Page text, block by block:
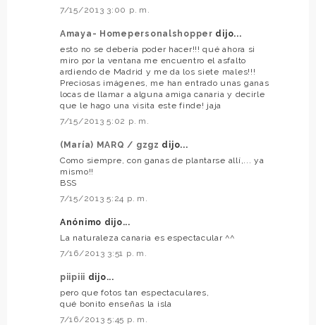
7/15/2013 3:00 p. m.
Amaya- Homepersonalshopper dijo...
esto no se debería poder hacer!!! qué ahora si
miro por la ventana me encuentro el asfalto
ardiendo de Madrid y me da los siete males!!!
Preciosas imágenes, me han entrado unas ganas
locas de llamar a alguna amiga canaria y decirle
que le hago una visita este finde! jaja
7/15/2013 5:02 p. m.
(María) MARQ / gzgz dijo...
Como siempre, con ganas de plantarse allí,... ya
mismo!!
BSS
7/15/2013 5:24 p. m.
Anónimo dijo...
La naturaleza canaria es espectacular ^^
7/16/2013 3:51 p. m.
piipiii dijo...
pero que fotos tan espectaculares,
qué bonito enseñas la isla
7/16/2013 5:45 p. m.